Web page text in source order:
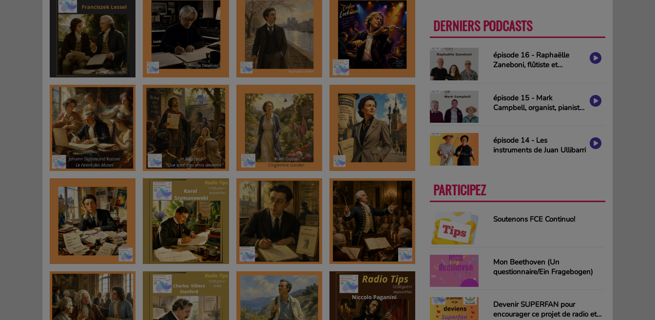
DERNIERS PODCASTS
épisode 16 - Raphaëlle
Zaneboni, flûtiste et
épisode 15 - Mark
Campbell, organist, pianist
épisode 14 - Les
instruments de Juan Ullibarri
PARTICIPEZ
Soutenons FCE Continuo!
Mon Beethoven (Un
questionnaire/Ein Fragebogen)
Devenir SUPERFAN pour
encourager ce projet de radio et